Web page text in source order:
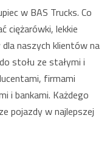
w BAS Trucks. Co
ciężarówki, lekkie
naszych klientów na
stołu ze stałymi i
firmami
i bankami. Każdego
pojazdy w najlepszej